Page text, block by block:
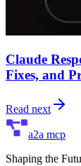
Claude
Fixes, and
Read next
a2a mcp
Shaping the